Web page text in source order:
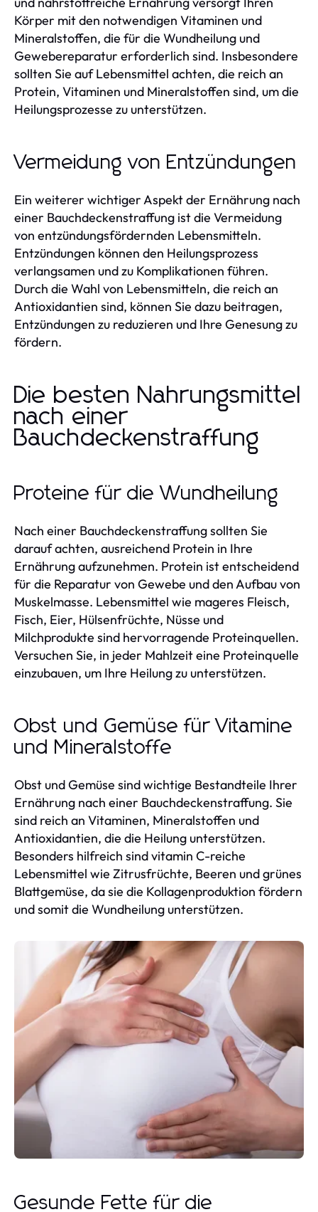
Körper mit den notwendigen Vitaminen und
Mineralstoffen, die für die Wundheilung und
Gewebereparatur erforderlich sind. Insbesondere
sollten Sie auf Lebensmittel achten, die reich an
Protein, Vitaminen und Mineralstoffen sind, um die
Heilungsprozesse zu unterstützen.
Vermeidung von Entzündungen
Ein weiterer wichtiger Aspekt der Ernährung nach
einer Bauchdeckenstraffung ist die Vermeidung
von entzündungsfördernden Lebensmitteln.
Entzündungen können den Heilungsprozess
verlangsamen und zu Komplikationen führen.
Durch die Wahl von Lebensmitteln, die reich an
Antioxidantien sind, können Sie dazu beitragen,
Entzündungen zu reduzieren und Ihre Genesung zu
fördern.
Die besten Nahrungsmittel
nach einer
Bauchdeckenstraffung
Proteine für die Wundheilung
Nach einer Bauchdeckenstraffung sollten Sie
darauf achten, ausreichend Protein in Ihre
Ernährung aufzunehmen. Protein ist entscheidend
für die Reparatur von Gewebe und den Aufbau von
Muskelmasse. Lebensmittel wie mageres Fleisch,
Fisch, Eier, Hülsenfrüchte, Nüsse und
Milchprodukte sind hervorragende Proteinquellen.
Versuchen Sie, in jeder Mahlzeit eine Proteinquelle
einzubauen, um Ihre Heilung zu unterstützen.
Obst und Gemüse für Vitamine
und Mineralstoffe
Obst und Gemüse sind wichtige Bestandteile Ihrer
Ernährung nach einer Bauchdeckenstraffung. Sie
sind reich an Vitaminen, Mineralstoffen und
Antioxidantien, die die Heilung unterstützen.
Besonders hilfreich sind vitamin C-reiche
Lebensmittel wie Zitrusfrüchte, Beeren und grünes
Blattgemüse, da sie die Kollagenproduktion fördern
und somit die Wundheilung unterstützen.
Gesunde Fette für die